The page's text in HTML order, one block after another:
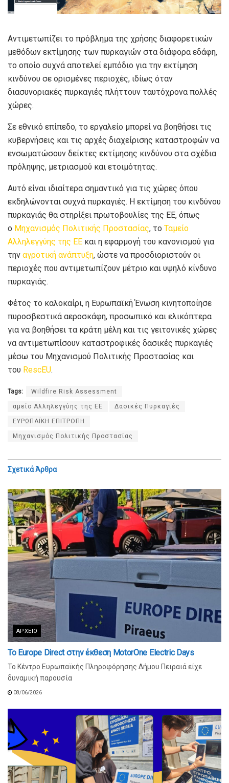
Αντιμετωπίζει το πρόβλημα της χρήσης διαφορετικών
μεθόδων εκτίμησης των πυρκαγιών στα διάφορα εδάφη,
το οποίο συχνά αποτελεί εμπόδιο για την εκτίμηση
κινδύνου σε ορισμένες περιοχές, ιδίως όταν
διασυνοριακές πυρκαγιές πλήττουν ταυτόχρονα πολλές
χώρες.
Σε εθνικό επίπεδο, το εργαλείο μπορεί να βοηθήσει τις
κυβερνήσεις και τις αρχές διαχείρισης καταστροφών να
ενσωματώσουν δείκτες εκτίμησης κινδύνου στα σχέδια
πρόληψης, μετριασμού και ετοιμότητας.
Αυτό είναι ιδιαίτερα σημαντικό για τις χώρες όπου
εκδηλώνονται συχνά πυρκαγιές. Η εκτίμηση του κινδύνου
πυρκαγιάς θα στηρίξει πρωτοβουλίες της ΕΕ, όπως
ο Μηχανισμός Πολιτικής Προστασίας, το Ταμείο
Αλληλεγγύης της ΕΕ και η εφαρμογή του κανονισμού για
την αγροτική ανάπτυξη, ώστε να προσδιοριστούν οι
περιοχές που αντιμετωπίζουν μέτριο και υψηλό κίνδυνο
πυρκαγιάς.
Φέτος το καλοκαίρι, η Ευρωπαϊκή Ένωση κινητοποίησε
πυροσβεστικά αεροσκάφη, προσωπικό και ελικόπτερα
για να βοηθήσει τα κράτη μέλη και τις γειτονικές χώρες
να αντιμετωπίσουν καταστροφικές δασικές πυρκαγιές
μέσω του Μηχανισμού Πολιτικής Προστασίας και
του RescEU.
Tags: Wildfire Risk Assessment
αμείο Αλληλεγγύης της ΕΕ Δασικές Πυρκαγιές
ΕΥΡΩΠΑΪΚΗ ΕΠΙΤΡΟΠΗ
Μηχανισμός Πολιτικής Προστασίας
ΣχετικάΆρθρα
ΑΡΧΕΊΟ
Το Europe Direct στην έκθεση MotorOne Electric Days
Το Κέντρο Ευρωπαϊκής Πληροφόρησης Δήμου Πειραιά είχε
δυναμική παρουσία
08/06/2026